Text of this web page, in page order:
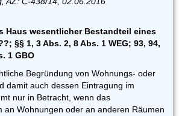
Haus wesentlicher Bestandteil eines
§§ 1, 3 Abs. 2, 8 Abs. 1 WEG; 93, 94,
1 GBO
Begründung von Wohnungs- oder
damit auch dessen Eintragung im
nur in Betracht, wenn das
an Wohnungen oder an anderen Räumen